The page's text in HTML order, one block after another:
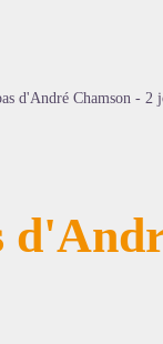
d'André Chamson - 2